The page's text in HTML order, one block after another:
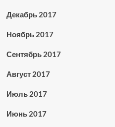
Декабрь 2017
Ноябрь 2017
Сентябрь 2017
Август 2017
Июль 2017
Июнь 2017